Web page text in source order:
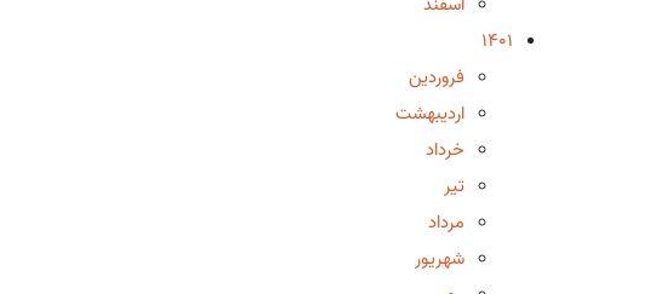
1401
فروردین
اردیبهشت
خرداد
تیر
مرداد
شهریور